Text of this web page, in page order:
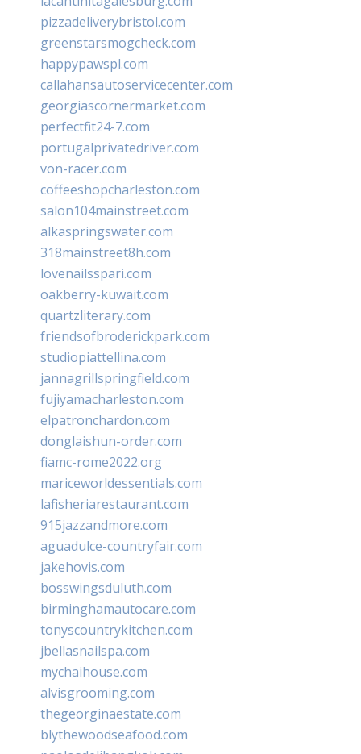
pizzadeliverybristol.com
greenstarsmogcheck.com
happypawspl.com
callahansautoservicecenter.com
georgiascornermarket.com
perfectfit24-7.com
portugalprivatedriver.com
von-racer.com
coffeeshopcharleston.com
salon104mainstreet.com
alkaspringswater.com
318mainstreet8h.com
lovenailsspari.com
oakberry-kuwait.com
quartzliterary.com
friendsofbroderickpark.com
studiopiattellina.com
jannagrillspringfield.com
fujiyamacharleston.com
elpatronchardon.com
donglaishun-order.com
fiamc-rome2022.org
mariceworldessentials.com
lafisheriarestaurant.com
915jazzandmore.com
aguadulce-countryfair.com
jakehovis.com
bosswingsduluth.com
birminghamautocare.com
tonyscountrykitchen.com
jbellasnailspa.com
mychaihouse.com
alvisgrooming.com
thegeorginaestate.com
blythewoodseafood.com